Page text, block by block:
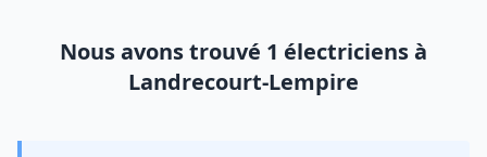
Nous avons trouvé 1 électriciens à
Landrecourt-Lempire